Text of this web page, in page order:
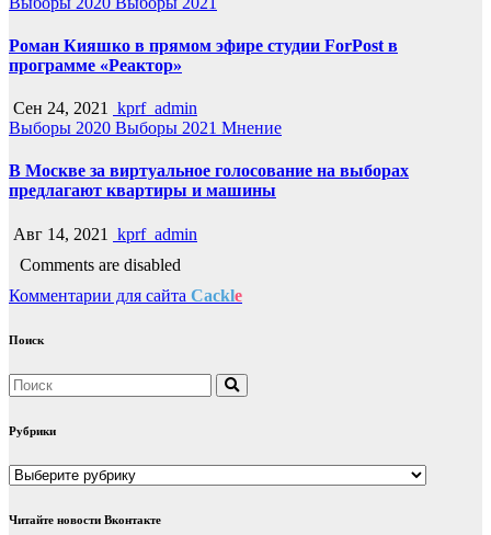
Роман Кияшко в прямом эфире студии ForPost в
программе «Реактор»
Сен 24, 2021
kprf_admin
Выборы 2020 Выборы 2021 Мнение
В Москве за виртуальное голосование на выборах
предлагают квартиры и машины
Авг 14, 2021
kprf_admin
Comments are disabled
Комментарии для сайта Cackle
Поиск
Рубрики
Рубрики
Читайте новости Вконтакте